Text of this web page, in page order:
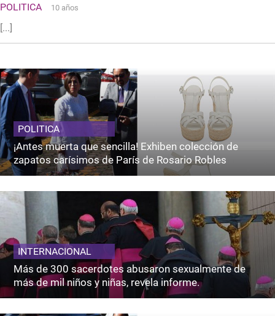
POLITICA 10 años
[...]
POLITICA
¡Antes muerta que sencilla! Exhiben colección de
zapatos carísimos de París de Rosario Robles
INTERNACIONAL
Más de 300 sacerdotes abusaron sexualmente de
más de mil niños y niñas, revela informe.